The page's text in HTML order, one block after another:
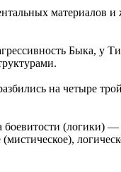
материалов и
Быка, у
на четыре
(логики)